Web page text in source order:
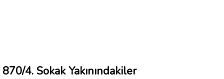
870/4. Sokak Yakınındakiler